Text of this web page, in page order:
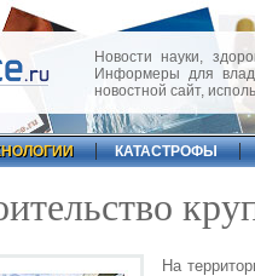
Новости науки,
Информеры для
новостной сайт,
КАТАСТРОФЫ
На